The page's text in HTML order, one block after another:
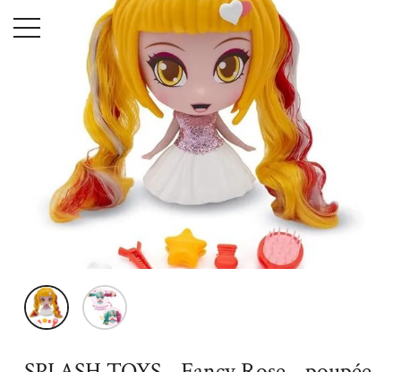
Menu
Accueil Jouets
TOYS - Fancy Rose - poupée à coiffer - Modèle aléatoire